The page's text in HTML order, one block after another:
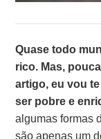
Quase todo
rico. Mas,
artigo, eu vou
ser pobre e
algumas formas
são apenas um